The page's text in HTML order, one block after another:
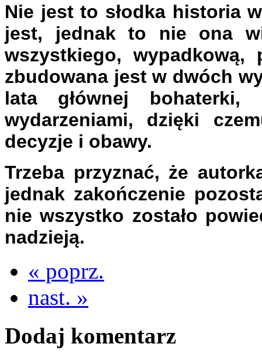
Nie jest to słodka historia
jest, jednak to nie ona
wszystkiego, wypadkową,
zbudowana jest w dwóch
lata głównej bohaterki,
wydarzeniami, dzięki
decyzje i obawy.
Trzeba przyznać, że
jednak zakończenie
nie wszystko zostało
nadzieją.
« poprz.
nast. »
Dodaj komentarz